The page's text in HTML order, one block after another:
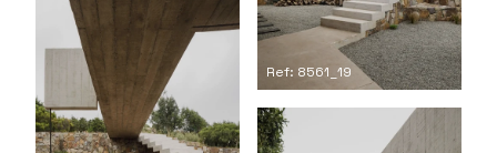
Ref: 8561_19